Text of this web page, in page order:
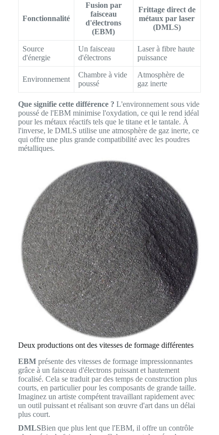
Fonctionnalité
Fusion par
faisceau
d'électrons
(EBM)
Frittage direct de
métaux par laser
(DMLS)
Source
d'énergie
Un faisceau
d'électrons
Laser à fibre haute
puissance
Environnement
Chambre à vide
poussé
Atmosphère de
gaz inerte
Que signifie cette différence ? L'environnement sous vide
poussé de l'EBM minimise l'oxydation, ce qui le rend idéal
pour les métaux réactifs tels que le titane et le tantale. À
l'inverse, le DMLS utilise une atmosphère de gaz inerte, ce
qui offre une plus grande compatibilité avec les poudres
métalliques.
Deux productions ont des vitesses de formage différentes
EBMprésente des vitesses de formage impressionnantes
grâce à un faisceau d'électrons puissant et hautement
focalisé. Cela se traduit par des temps de construction plus
courts, en particulier pour les composants de grande taille.
Imaginez un artiste compétent travaillant rapidement avec
un outil puissant et réalisant son œuvre d'art dans un délai
plus court.
DMLSBien que plus lent que l'EBM, il offre un contrôle